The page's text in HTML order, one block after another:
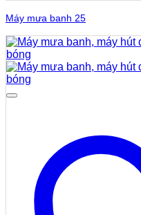
Máy mưa banh 25